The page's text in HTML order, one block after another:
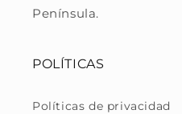
Península.
POLÍTICAS
Políticas de privacidad